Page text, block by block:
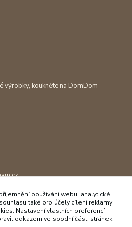
výrobky, koukněte na DomDom
používání webu, analytické
také pro účely cílení reklamy
Nastavení vlastních preferencí
odkazem ve spodní části stránek.